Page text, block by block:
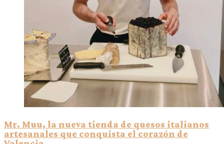
Mr. Muu, la nueva tienda de quesos italianos
artesanales que conquista el corazón de